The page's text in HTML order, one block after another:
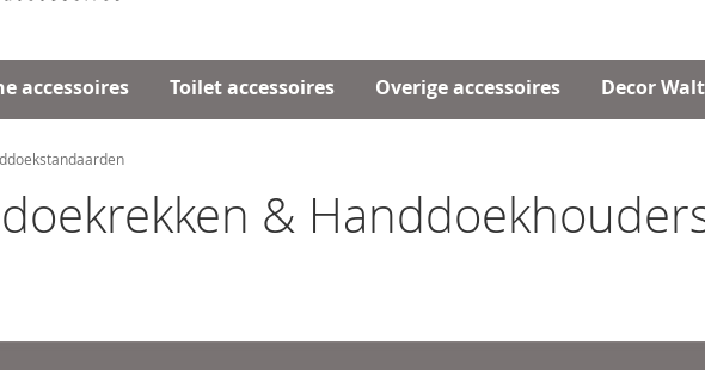
accessoires Toilet accessoires Overige accessoires Decor
&